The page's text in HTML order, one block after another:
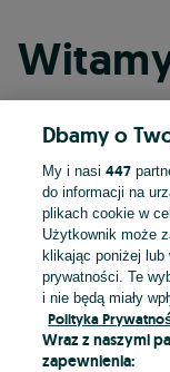
Dbamy o
My i nasi447
do informacji na
plikach cookie w
Użytkownik może
klikając poniżej lub
prywatności. Te
i nie będą miały
Polityka
Wraz z naszymi
zapewnienia: